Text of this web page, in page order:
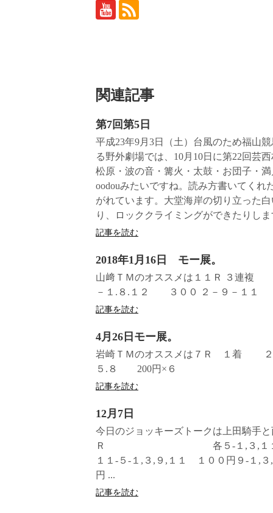
関連記事
第7回第5日
平成23年9月3日（土）台風のため福山
る野外劇場では、10月10日に第22回芸
松原・波の音・篝火・太鼓・お団子・
oodouみたいですね。読み方書いてく
がれています。大堂海岸の切り立った
り、ロッククライミングができたりし
記事を読む
2018年1月16日 モー展。
山﨑ＴＭのオススメは１１Ｒ
－１.８.１２ ３００ ２－９
記事を読む
4月26日モー展。
岩崎ＴＭのオススメは７Ｒ
５.８ 200円×６
記事を読む
12月7日
今日のジョッキーズトークは上田騎手
Ｒ 各５-１,３,１１-９ ２０
１１-５-１,３,９,１１ １００円
円 ...
記事を読む